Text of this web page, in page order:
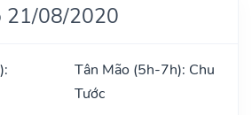
21/08/2020
Tân Mão (5h-7h): Chu
Tước